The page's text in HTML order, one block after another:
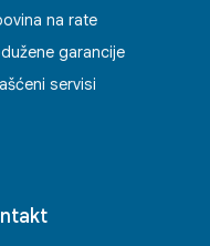
na rate
garancije
servisi